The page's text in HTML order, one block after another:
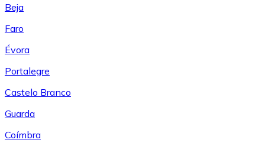
Beja
Faro
Évora
Portalegre
Castelo Branco
Guarda
Coímbra